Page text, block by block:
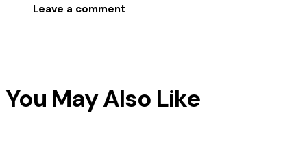
You May Also Like